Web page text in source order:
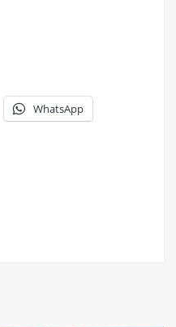
WhatsApp